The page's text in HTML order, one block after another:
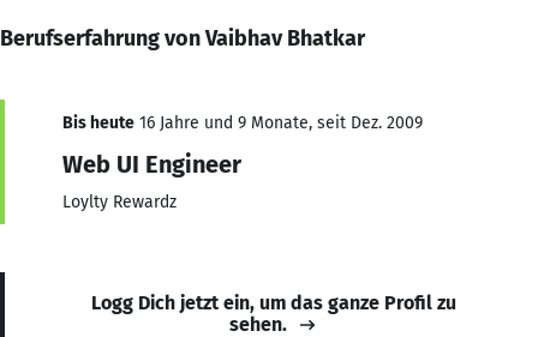
Berufserfahrung von Vaibhav Bhatkar
Bis heute 16 Jahre und 9 Monate, seit Dez. 2009
Web UI Engineer
Loylty Rewardz
Logg Dich jetzt ein, um das ganze Profil zu
sehen.